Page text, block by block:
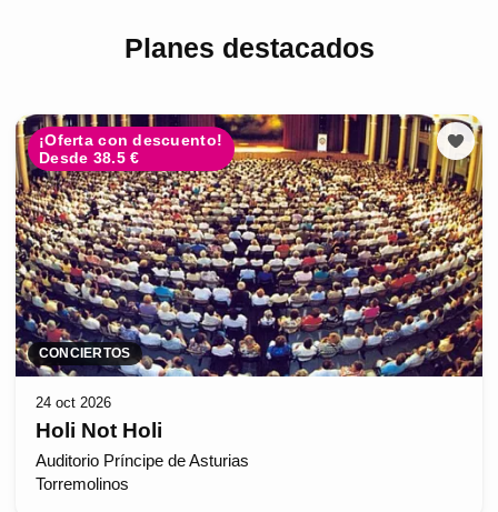
Planes destacados
¡Oferta con descuento!
Desde 38.5 €
CONCIERTOS
24 oct 2026
Holi Not Holi
Auditorio Príncipe de Asturias
Torremolinos